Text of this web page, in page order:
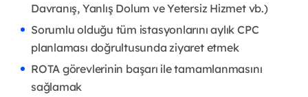
Davranış, Yanlış Dolum ve Yetersiz Hizmet vb.)
Sorumlu olduğu tüm istasyonlarını aylık CPC
planlaması doğrultusunda ziyaret etmek
ROTA görevlerinin başarı ile tamamlanmasını
sağlamak